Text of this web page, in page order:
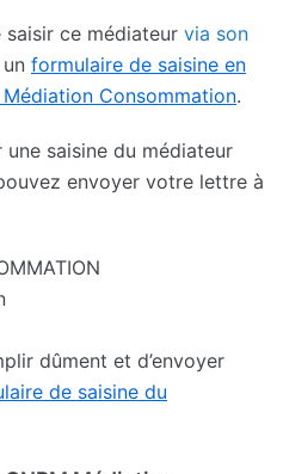
ce médiateur via son
formulaire de saisine en
Consommation.
saisine du médiateur
envoyer votre lettre à
dûment et d’envoyer
de saisine du